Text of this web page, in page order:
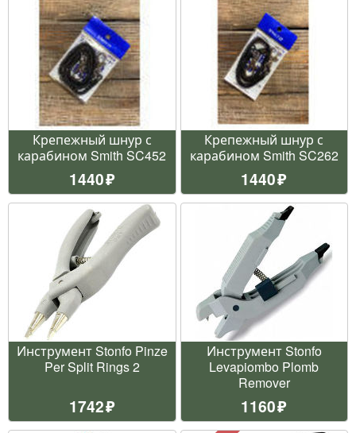
Крепежный шнур с
карабином Smith SC452
1440
Крепежный шнур с
карабином Smith SC262
1440
Инструмент Stonfo Pinze
Per Split Rings 2
1742
Инструмент Stonfo
Levapiombo Plomb
Remover
1160